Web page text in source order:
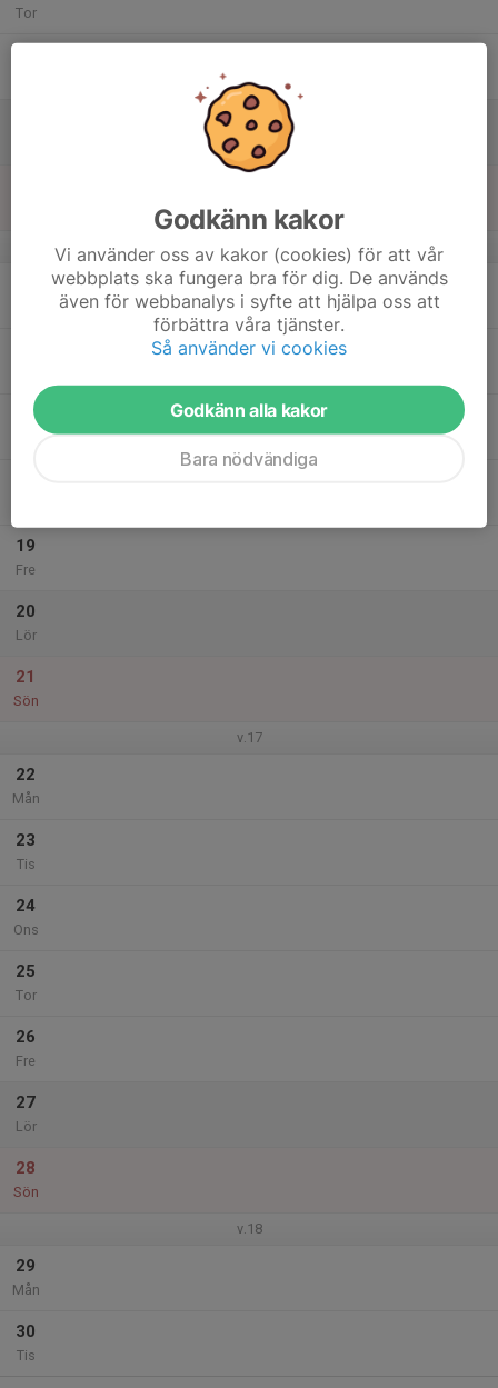
Tor
v.16
17
19
Fre
20
Lör
21
Sön
v.17
22
Mån
23
Tis
24
Ons
25
Tor
26
Fre
27
Lör
28
Sön
v.18
29
Mån
30
Tis
Godkänn kakor
Vi använder oss av kakor (cookies) för att vår
webbplats ska fungera bra för dig. De används
även för webbanalys i syfte att hjälpa oss att
förbättra våra tjänster.
Så använder vi cookies
Godkänn alla kakor
Bara nödvändiga